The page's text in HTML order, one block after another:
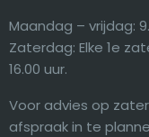
Maandag – vrijdag:
Zaterdag: Elke 1e
16.00 uur.
Voor advies op
afspraak in te